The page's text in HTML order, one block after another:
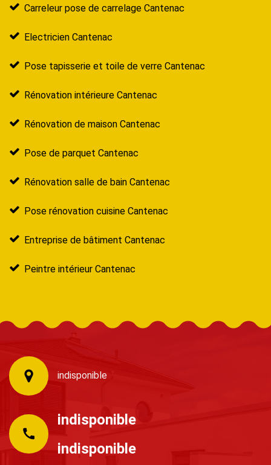
Carreleur pose de carrelage Cantenac
Electricien Cantenac
Pose tapisserie et toile de verre Cantenac
Rénovation intérieure Cantenac
Rénovation de maison Cantenac
Pose de parquet Cantenac
Rénovation salle de bain Cantenac
Pose rénovation cuisine Cantenac
Entreprise de bâtiment Cantenac
Peintre intérieur Cantenac
indisponible
indisponible
indisponible